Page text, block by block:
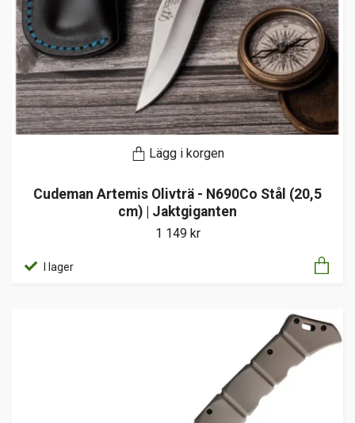
Lägg i korgen
Cudeman Artemis Olivträ - N690Co Stål (20,5
cm) | Jaktgiganten
1 149 kr
I lager